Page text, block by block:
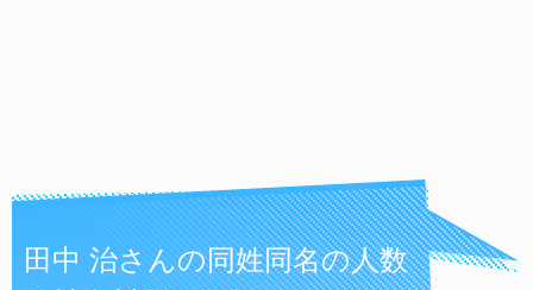
田中 治さんの同姓同名の人数